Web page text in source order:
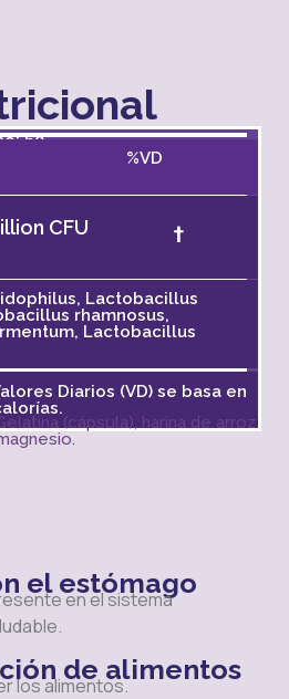
suplemento
60
%VD
CFU †
Lactobacillus
rhamnosus,
Lactobacillus
Diarios (VD) se basa en
(cápsula), harina de arroz
el estómago
en el sistema
de alimentos
los alimentos.